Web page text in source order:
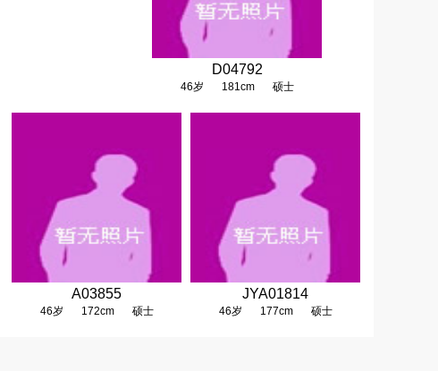
D04792
46岁 181cm 硕士
A03855
46岁 172cm 硕士
JYA01814
46岁 177cm 硕士